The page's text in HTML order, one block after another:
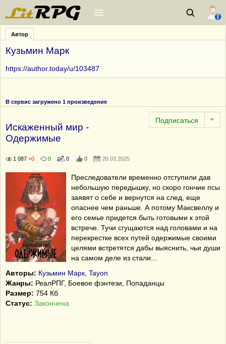
Автор
Кузьмин Марк
https://author.today/u/103487
В сервис загружено 1 произведение
Искаженный мир -
Одержимые
1 087 +0 0 0 0 20.03.2025
Преследователи временно отступили дав
небольшую передышку, но скоро гончие псы
заявят о себе и вернутся на след, еще
опаснее чем раньше. А потому Максвеллу и
его семье придется быть готовыми к этой
встрече. Тучи сгущаются над головами и на
перекрестке всех путей одержимые своими
целями встретятся дабы выяснить, чьи души
на самом деле из стали...
Авторы: Кузьмин Марк Tayon
Жанры: РеалРПГ, Боевое фэнтези, Попаданцы
Размер: 754 Кб
Статус: Закончена